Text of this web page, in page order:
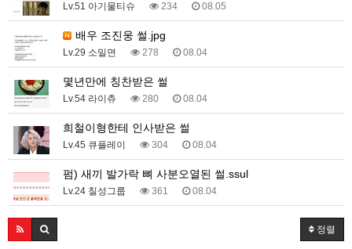
Lv.51 아기물티슈 234 08.05
배우 조진웅 썰.jpg
Lv.29 소밀면 278 08.04
몇년만에 칭찬받은 썰
Lv.54 라이츄 280 08.04
희철이형한테 인사받은 썰
Lv.45 큐플레이 304 08.04
펌) 새끼 발가락 뼈 사분오열된 썰.ssul
Lv.24 칠성그룹 361 08.04
정렬